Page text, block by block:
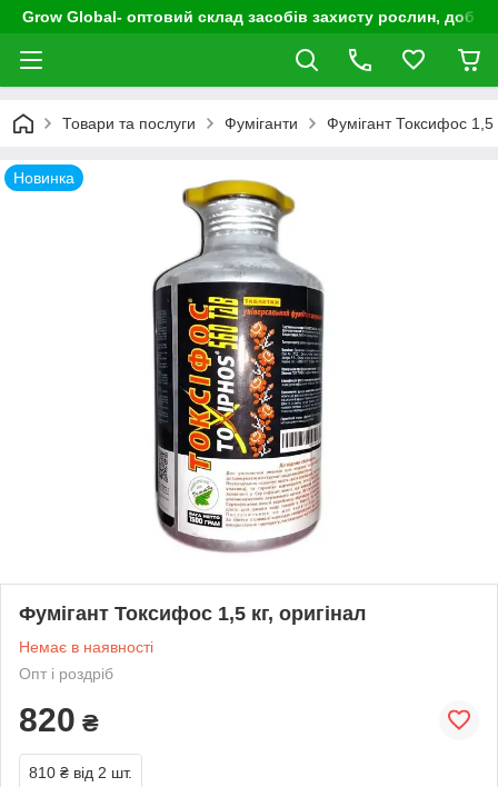
Grow Global- оптовий склад засобів захисту рослин,
Товари та послуги Фуміганти Фумігант Токсифос 1,5
Новинка
Фумігант Токсифос 1,5 кг, оригінал
Немає в наявності
Опт і роздріб
820 ₴
810 ₴ від 2 шт.